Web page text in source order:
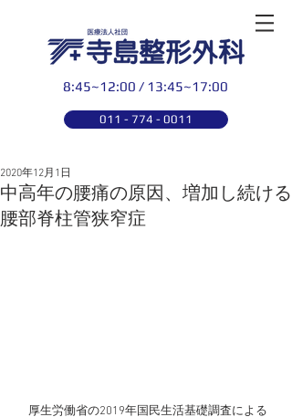
8:45~12:00 / 13:45~17:00
011 - 774 - 0011
中高年の腰痛の原因、増加し続ける
腰部脊柱管狭窄症
2020年12月1日
厚生労働省の2019年国民生活基礎調査による